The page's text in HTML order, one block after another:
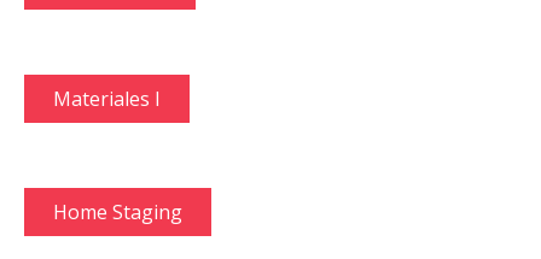
Materiales I
Home Staging